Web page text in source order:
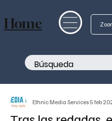
Home
Ethnic Media Services5 feb